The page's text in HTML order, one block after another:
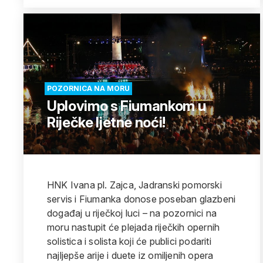
POZORNICA NA MORU
Uplovimo s Fiumankom u
Riječke ljetne noći!
HNK Ivana pl. Zajca, Jadranski pomorski
servis i Fiumanka donose poseban glazbeni
događaj u riječkoj luci – na pozornici na
moru nastupit će plejada riječkih opernih
solistica i solista koji će publici podariti
najljepše arije i duete iz omiljenih opera